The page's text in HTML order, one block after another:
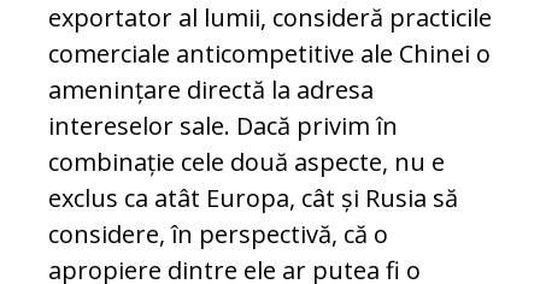
exportator al lumii, consideră practicile
comerciale anticompetitive ale Chinei o
amenințare directă la adresa
intereselor sale. Dacă privim în
combinație cele două aspecte, nu e
exclus ca atât Europa, cât și Rusia să
considere, în perspectivă, că o
apropiere dintre ele ar putea fi o